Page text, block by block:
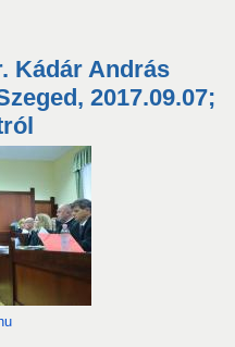
Kádár András
2017.09.07;